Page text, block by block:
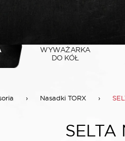
WYWAŻARKA
DO KÓŁ
› Nasadki TORX ›
SELTA